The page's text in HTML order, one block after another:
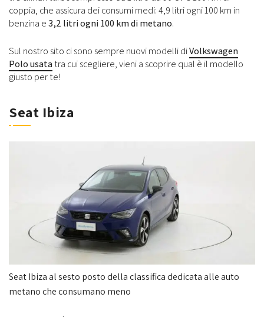
coppia, che assicura dei consumi medi: 4,9 litri ogni 100 km in
benzina e3,2 litri ogni 100 km di metano.
Sul nostro sito ci sono sempre nuovi modelli diVolkswagen
Polo usatatra cui scegliere, vieni a scoprire qual è il modello
giusto per te!
Seat Ibiza
Seat Ibiza al sesto posto della classifica dedicata alle auto
metano che consumano meno